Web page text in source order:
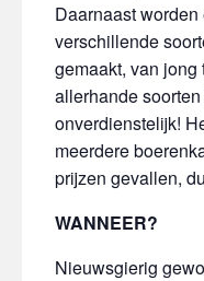
Daarnaast
verschillende
gemaakt, van jong
allerhande
onverdienstelijk!
meerdere
prijzen gevallen,
WANNEER?
Nieuwsgierig